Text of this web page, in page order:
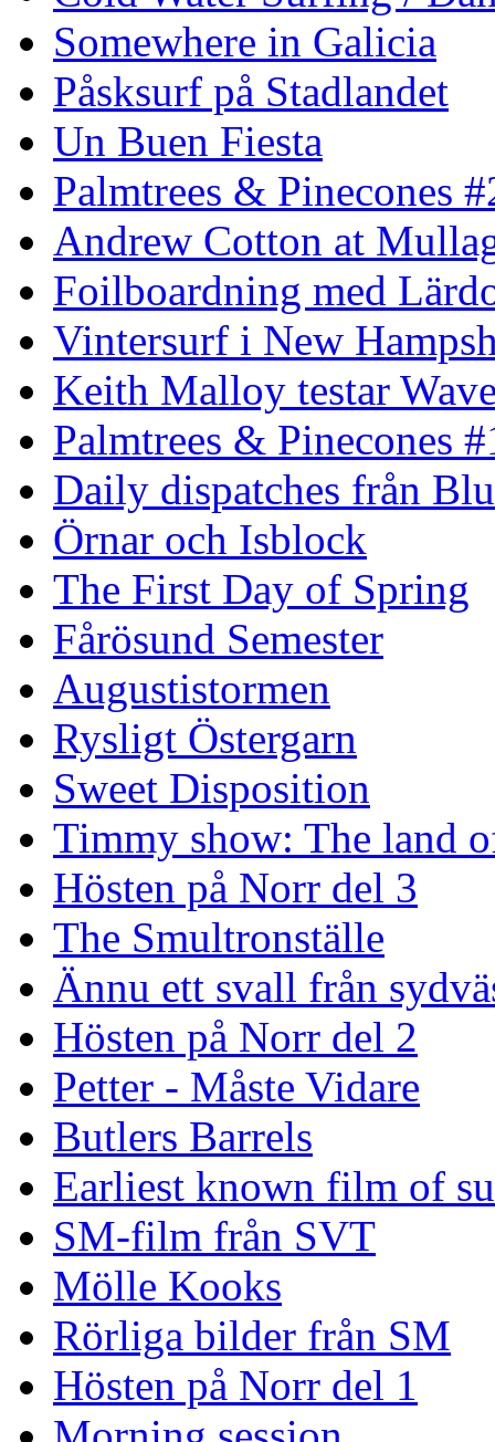
Somewhere in Galicia
Påsksurf på Stadlandet
Un Buen Fiesta
Palmtrees & Pinecones
Andrew Cotton at
Foilboardning med
Vintersurf i New
Keith Malloy testar
Palmtrees & Pinecones
Daily dispatches från
Örnar och Isblock
The First Day of Spring
Fårösund Semester
Augustistormen
Rysligt Östergarn
Sweet Disposition
Timmy show: The land
Hösten på Norr del 3
The Smultronställe
Ännu ett svall från
Hösten på Norr del 2
Petter - Måste Vidare
Butlers Barrels
Earliest known film of
SM-film från SVT
Mölle Kooks
Rörliga bilder från SM
Hösten på Norr del 1